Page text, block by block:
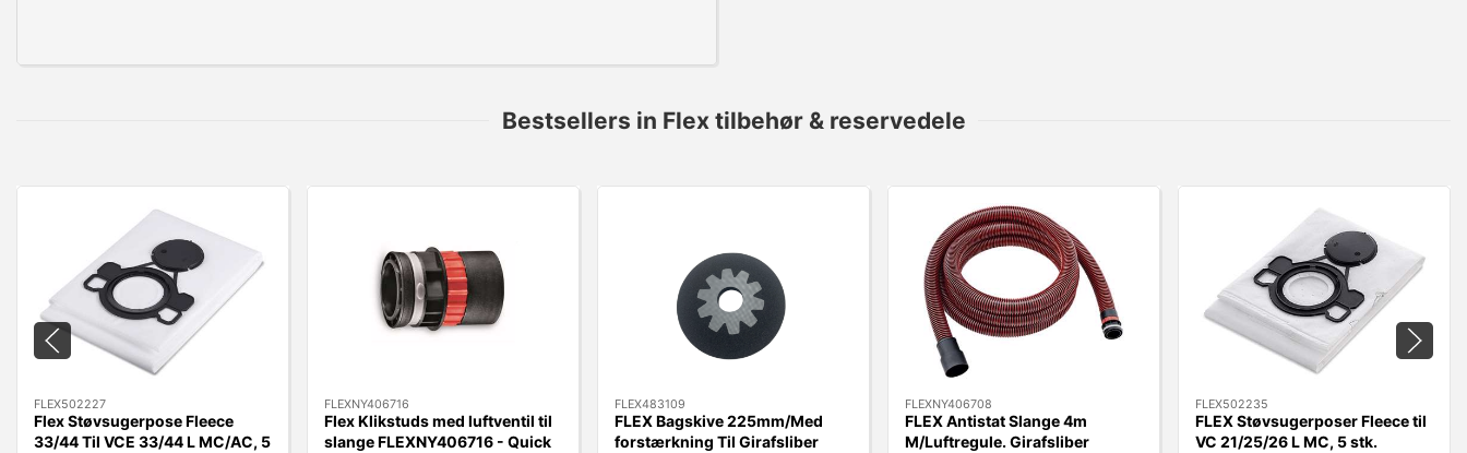
Bestsellers in Flex tilbehør & reservedele
FLEX502227
Flex Støvsugerpose Fleece
33/44 Til VCE 33/44 L MC/AC, 5
FLEXNY406716
Flex Klikstuds med luftventil til
slange FLEXNY406716 - Quick
FLEX483109
FLEX Bagskive 225mm/Med
forstærkning Til Girafsliber
FLEXNY406708
FLEX Antistat Slange 4m
M/Luftregule. Girafsliber
FLEX502235
FLEX Støvsugerposer Fleece til
VC 21/25/26 L MC, 5 stk.